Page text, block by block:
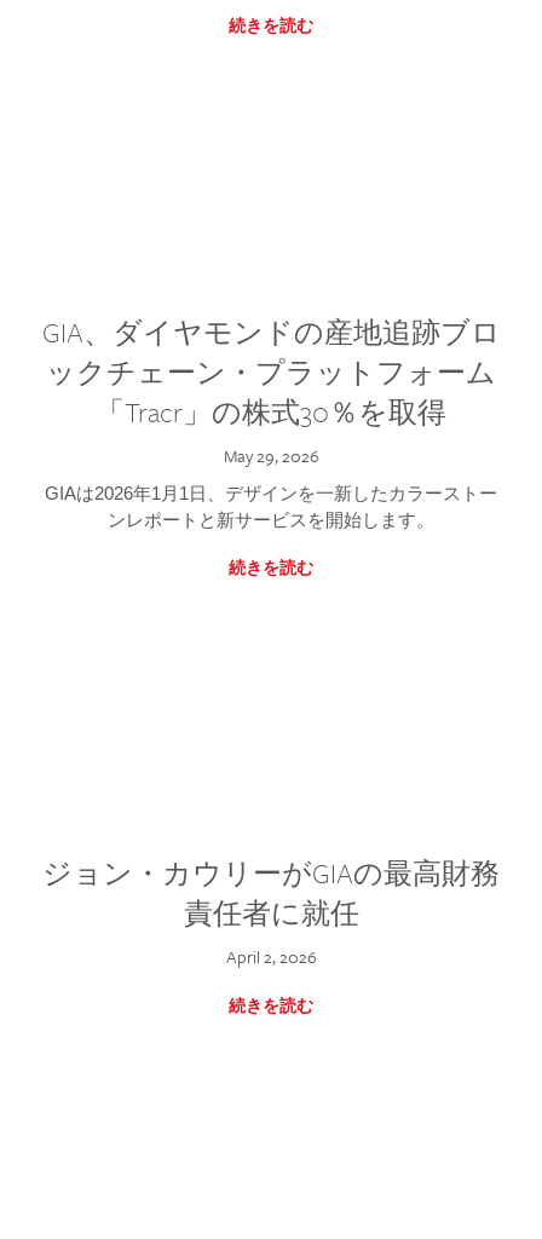
続きを読む
GIA、ダイヤモンドの産地追跡ブロ
ックチェーン・プラットフォーム
「Tracr」の株式30％を取得
May 29, 2026
GIAは2026年1月1日、デザインを一新したカラーストー
ンレポートと新サービスを開始します。
続きを読む
ジョン・カウリーがGIAの最高財務
責任者に就任
April 2, 2026
続きを読む